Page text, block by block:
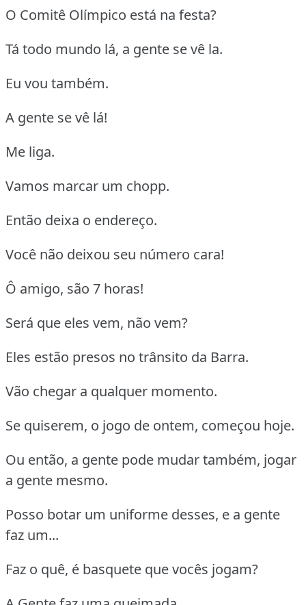
O Comitê Olímpico está na festa?
Tá todo mundo lá, a gente se vê la.
Eu vou também.
A gente se vê lá!
Me liga.
Vamos marcar um chopp.
Então deixa o endereço.
Você não deixou seu número cara!
Ô amigo, são 7 horas!
Será que eles vem, não vem?
Eles estão presos no trânsito da Barra.
Vão chegar a qualquer momento.
Se quiserem, o jogo de ontem, começou hoje.
Ou então, a gente pode mudar também, jogar
a gente mesmo.
Posso botar um uniforme desses, e a gente
faz um...
Faz o quê, é basquete que vocês jogam?